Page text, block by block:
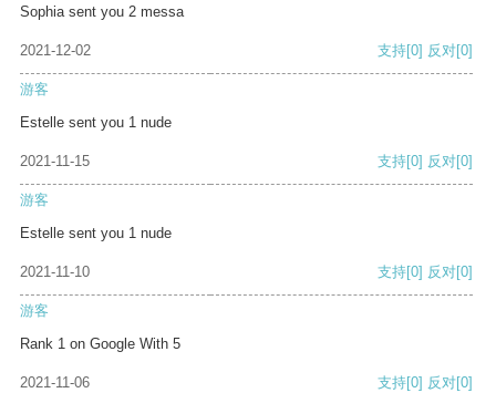
Sophia sent you 2 messa
2021-12-02 支持[0] 反对[0]
游客
Estelle sent you 1 nude
2021-11-15 支持[0] 反对[0]
游客
Estelle sent you 1 nude
2021-11-10 支持[0] 反对[0]
游客
Rank 1 on Google With 5
2021-11-06 支持[0] 反对[0]